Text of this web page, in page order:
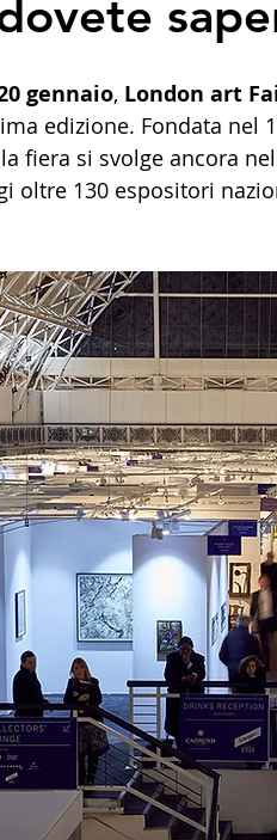
gennaio, London art
edizione. Fondata nel
fiera si svolge ancora
oltre 130 espositori